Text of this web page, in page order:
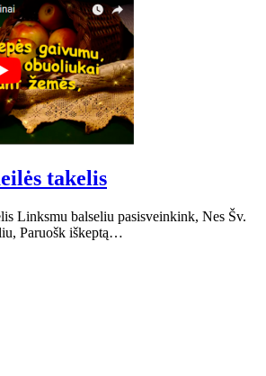
takelis
Linksmu balseliu pasisveinkink, Nes Šv.
Paruošk iškeptą…